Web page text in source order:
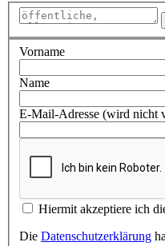
Vorname
Name
E-Mail-Adresse (wird nicht
Hiermit akzeptiere ich
Die Datenschutzerklärung